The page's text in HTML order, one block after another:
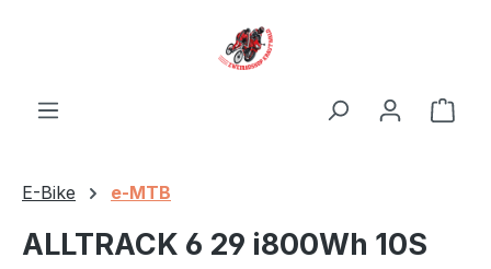
E-Bike e-MTB
ALLTRACK 6 29 i800Wh 10S